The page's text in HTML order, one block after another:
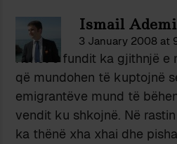
Ismail Ademi
3 January 2008 at
Kohët e fundit ka gjithnjë e
që mundohen të kuptojnë
emigrantëve mund të
vendit ku shkojnë. Në
ka thënë xha xhai dhe